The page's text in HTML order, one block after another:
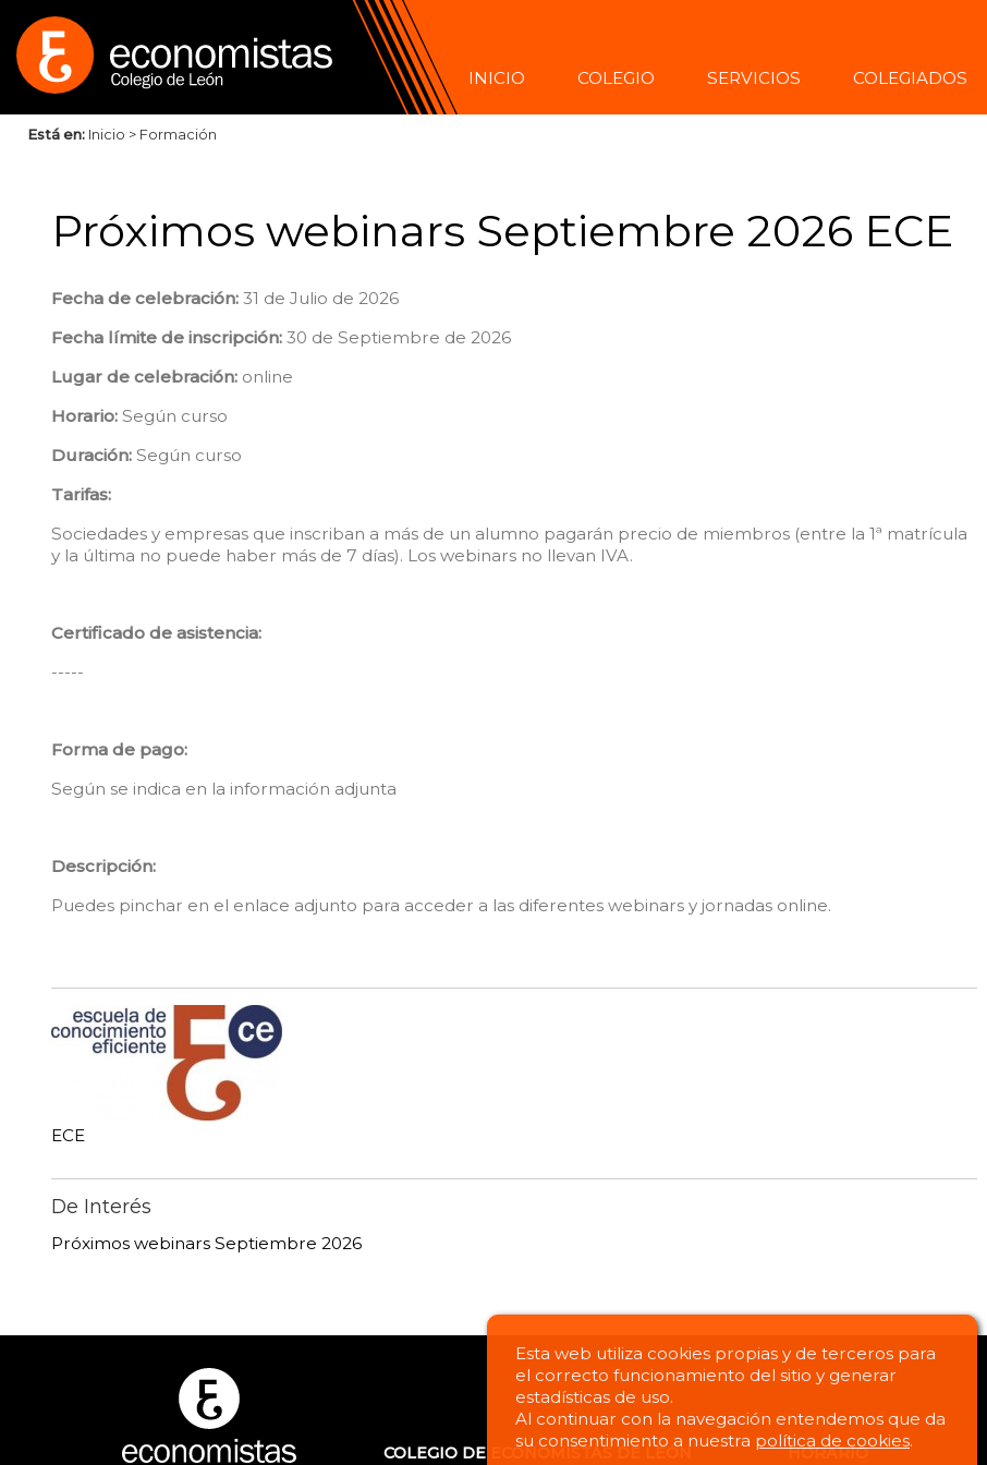
Esta web utiliza cookies propias y de terceros para
el correcto funcionamiento del sitio y generar
estadísticas de uso.
Al continuar con la navegación entendemos que da
su consentimiento a nuestra política de cookies.
INICIO COLEGIO SERVICIOS COLEGIADOS
Está en: Inicio > Formación
Próximos webinars Septiembre 2026 ECE
Fecha de celebración: 31 de Julio de 2026
Fecha límite de inscripción: 30 de Septiembre de 2026
Lugar de celebración: online
Horario: Según curso
Duración: Según curso
Tarifas:
Sociedades y empresas que inscriban a más de un alumno pagarán precio de miembros (entre la 1ª matrícula
y la última no puede haber más de 7 días). Los webinars no llevan IVA.
Certificado de asistencia:
-----
Forma de pago:
Según se indica en la información adjunta
Descripción:
Puedes pinchar en el enlace adjunto para acceder a las diferentes webinars y jornadas online.
ECE
De Interés
Próximos webinars Septiembre 2026
COLEGIO DE ECONOMISTAS DE LEÓN HORARIO